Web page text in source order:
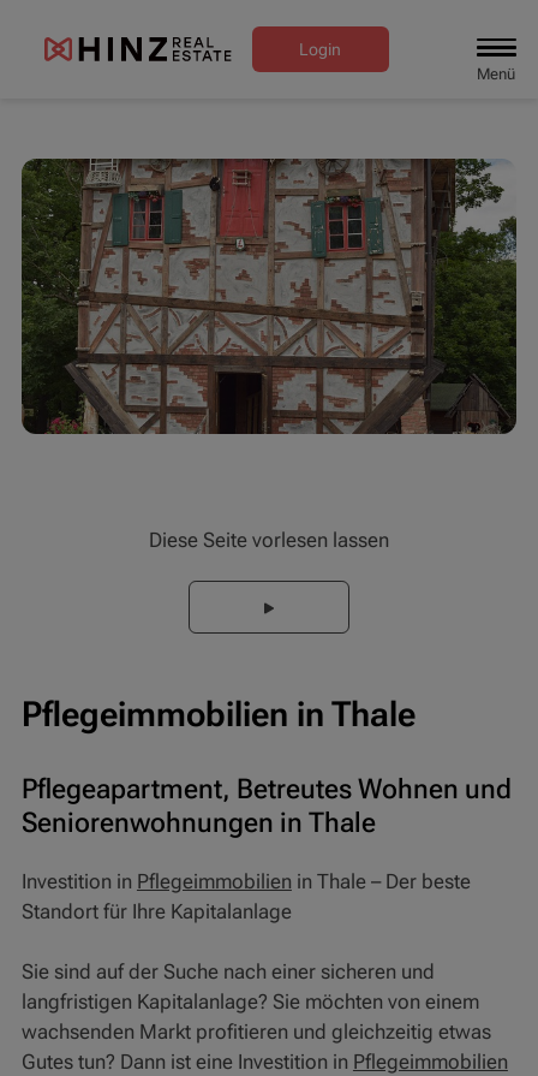
Login
Diese Seite vorlesen lassen
Pflegeimmobilien in Thale
Pflegeapartment, Betreutes Wohnen und
Seniorenwohnungen in Thale
Investition in Pflegeimmobilien in Thale – Der beste
Standort für Ihre Kapitalanlage
Sie sind auf der Suche nach einer sicheren und
langfristigen Kapitalanlage? Sie möchten von einem
wachsenden Markt profitieren und gleichzeitig etwas
Gutes tun? Dann ist eine Investition in Pflegeimmobilien